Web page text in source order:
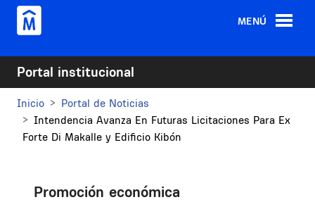
Pasar al contenido principal
MENÚ
Portal institucional
Inicio
Portal de Noticias
Intendencia Avanza En Futuras Licitaciones Para Ex
Forte Di Makalle y Edificio Kibón
Promoción económica